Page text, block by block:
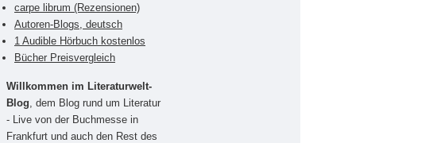
carpe librum (Rezensionen)
Autoren-Blogs, deutsch
1 Audible Hörbuch kostenlos
Bücher Preisvergleich
Willkommen im Literaturwelt-
Blog , dem Blog rund um Literatur
- Live von der Buchmesse in
Frankfurt und auch den Rest des